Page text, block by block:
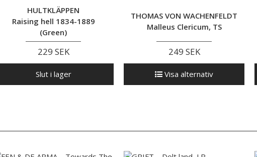
HULTKLÄPPEN
Raising hell 1834-1889
(Green)
229 SEK
Slut i lager
THOMAS VON WACHENFELDT
Malleus Clericum, TS
249 SEK
Visa alternativ